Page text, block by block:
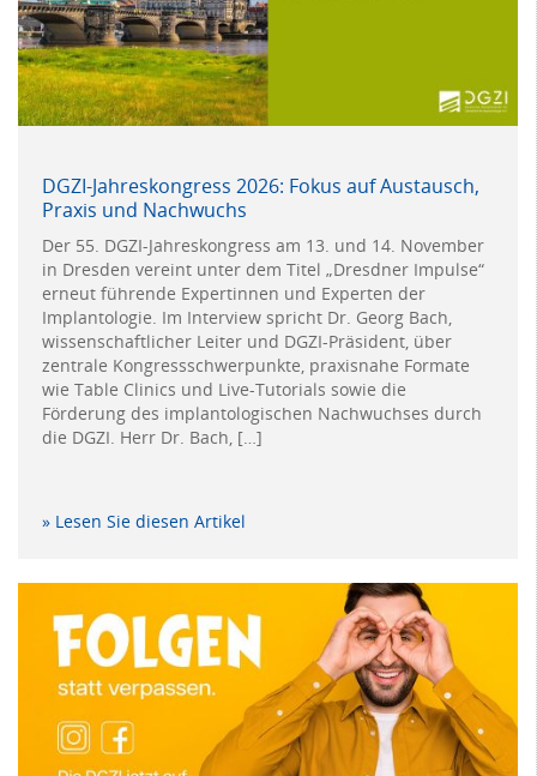
DGZI-Jahreskongress 2026: Fokus auf Austausch,
Praxis und Nachwuchs
Der 55. DGZI-Jahreskongress am 13. und 14. November
in Dresden vereint unter dem Titel „Dresdner Impulse“
erneut führende Expertinnen und Experten der
Implantologie. Im Interview spricht Dr. Georg Bach,
wissenschaftlicher Leiter und DGZI-Präsident, über
zentrale Kongressschwerpunkte, praxisnahe Formate
wie Table Clinics und Live-Tutorials sowie die
Förderung des implantologischen Nachwuchses durch
die DGZI. Herr Dr. Bach, […]
» Lesen Sie diesen Artikel